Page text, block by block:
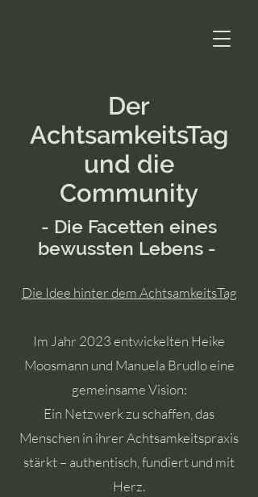
Der
AchtsamkeitsTag
und die
Community
- Die Facetten eines
bewussten Lebens -
Die Idee hinter dem AchtsamkeitsTag
Im Jahr 2023 entwickelten Heike
Moosmann und Manuela Brudlo eine
gemeinsame Vision:
Ein Netzwerk zu schaffen, das
Menschen in ihrer Achtsamkeitspraxis
stärkt – authentisch, fundiert und mit
Herz.